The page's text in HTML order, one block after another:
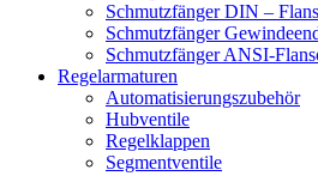
Schmutzfänger DIN –
Schmutzfänger
Schmutzfänger ANSI-
Regelarmaturen
Automatisierungszubehör
Hubventile
Regelklappen
Segmentventile